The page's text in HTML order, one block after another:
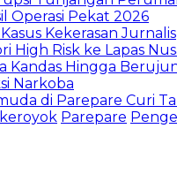
Operasi Pekat 2026
Kekerasan Jurnalis
High Risk ke Lapas
Kandas Hingga
Narkoba
di Parepare Curi
Parepare